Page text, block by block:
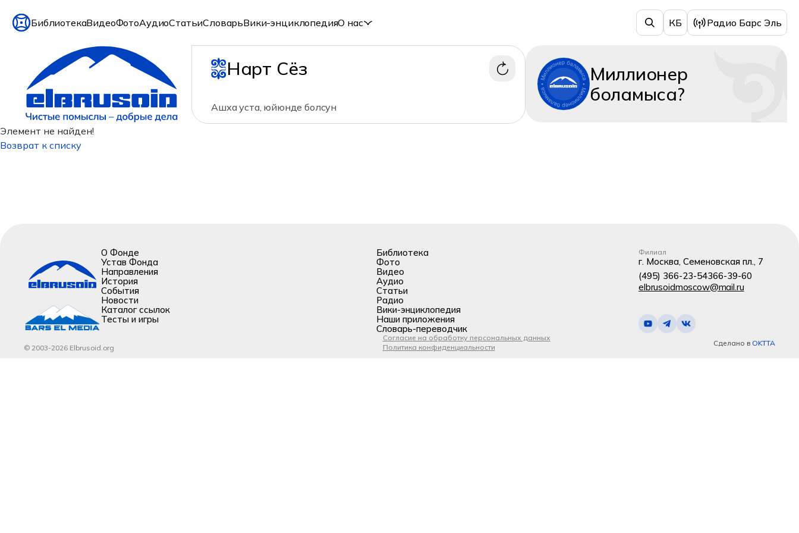
БиблиотекаВидеоФотоАудиоСтатьиСловарьВики-энциклопедияО нас КБ Радио Барс Эль
Нарт Сёз
Ашха уста, юйюнде болсун
Миллионер
боламыса?
Элемент не найден!
Возврат к списку
О Фонде
Устав Фонда
Направления
История
События
Новости
Каталог ссылок
Тесты и игры
Библиотека
Фото
Видео
Аудио
Статьи
Радио
Вики-энциклопедия
Наши приложения
Словарь-переводчик
Филиал
г. Москва, Семеновская пл., 7
(495) 366-23-54366-39-60
elbrusoidmoscow@mail.ru
© 2003-2026 Elbrusoid.org
Согласие на обработку персональных данных
Политика конфиденциальности
Сделано в OKTTA